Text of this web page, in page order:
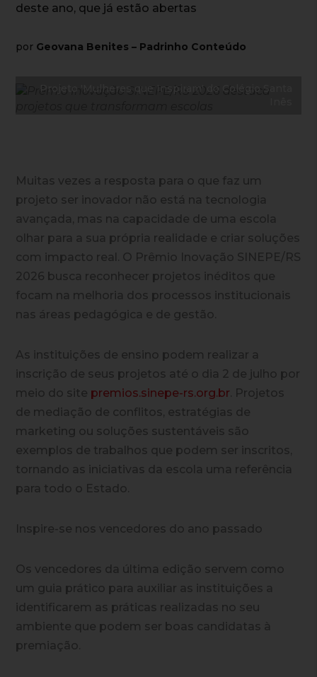
deste ano, que já estão abertas
por Geovana Benites – Padrinho Conteúdo
Projeto 'Mulheres que Inspiram' do Colégio Santa
Muitas vezes a resposta para o que faz um
projeto ser inovador não está na tecnologia
avançada, mas na capacidade de uma escola
olhar para a sua própria realidade e criar soluções
com impacto real. O Prêmio Inovação SINEPE/RS
2026 busca reconhecer projetos inéditos que
focam na melhoria dos processos institucionais
nas áreas pedagógica e de gestão.
As instituições de ensino podem realizar a
inscrição de seus projetos até o dia 2 de julho por
meio do site premios.sinepe-rs.org.br . Projetos
de mediação de conflitos, estratégias de
marketing ou soluções sustentáveis são
exemplos de trabalhos que podem ser inscritos,
tornando as iniciativas da escola uma referência
para todo o Estado.
Inspire-se nos vencedores do ano passado
Os vencedores da última edição servem como
um guia prático para auxiliar as instituições a
identificarem as práticas realizadas no seu
ambiente que podem ser boas candidatas à
premiação.